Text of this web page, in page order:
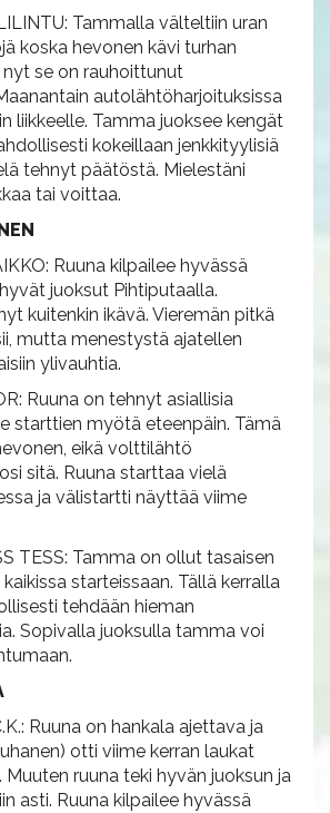
Tammalla välteltiin uran
koska hevonen kävi turhan
se on rauhoittunut
autolähtöharjoituksissa
liikkeelle. Tamma juoksee kengät
kokeillaan jenkkityylisiä
tehnyt päätöstä. Mielestäni
tai voittaa.
Ruuna kilpailee hyvässä
juoksut Pihtiputaalla.
kuitenkin ikävä. Vieremän pitkä
mutta menestystä ajatellen
ylivauhtia.
Ruuna on tehnyt asiallisia
starttien myötä eteenpäin. Tämä
eikä volttilähtö
sitä. Ruuna starttaa vielä
ja välistartti näyttää viime
TESS: Tamma on ollut tasaisen
starteissaan. Tällä kerralla
tehdään hieman
Sopivalla juoksulla tamma voi
Ruuna on hankala ajettava ja
otti viime kerran laukat
Muuten ruuna teki hyvän juoksun ja
asti. Ruuna kilpailee hyvässä